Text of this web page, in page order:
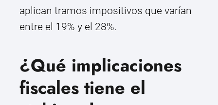
aplican tramos impositivos que varían
entre el 19% y el 28%.
¿Qué implicaciones
fiscales tiene el